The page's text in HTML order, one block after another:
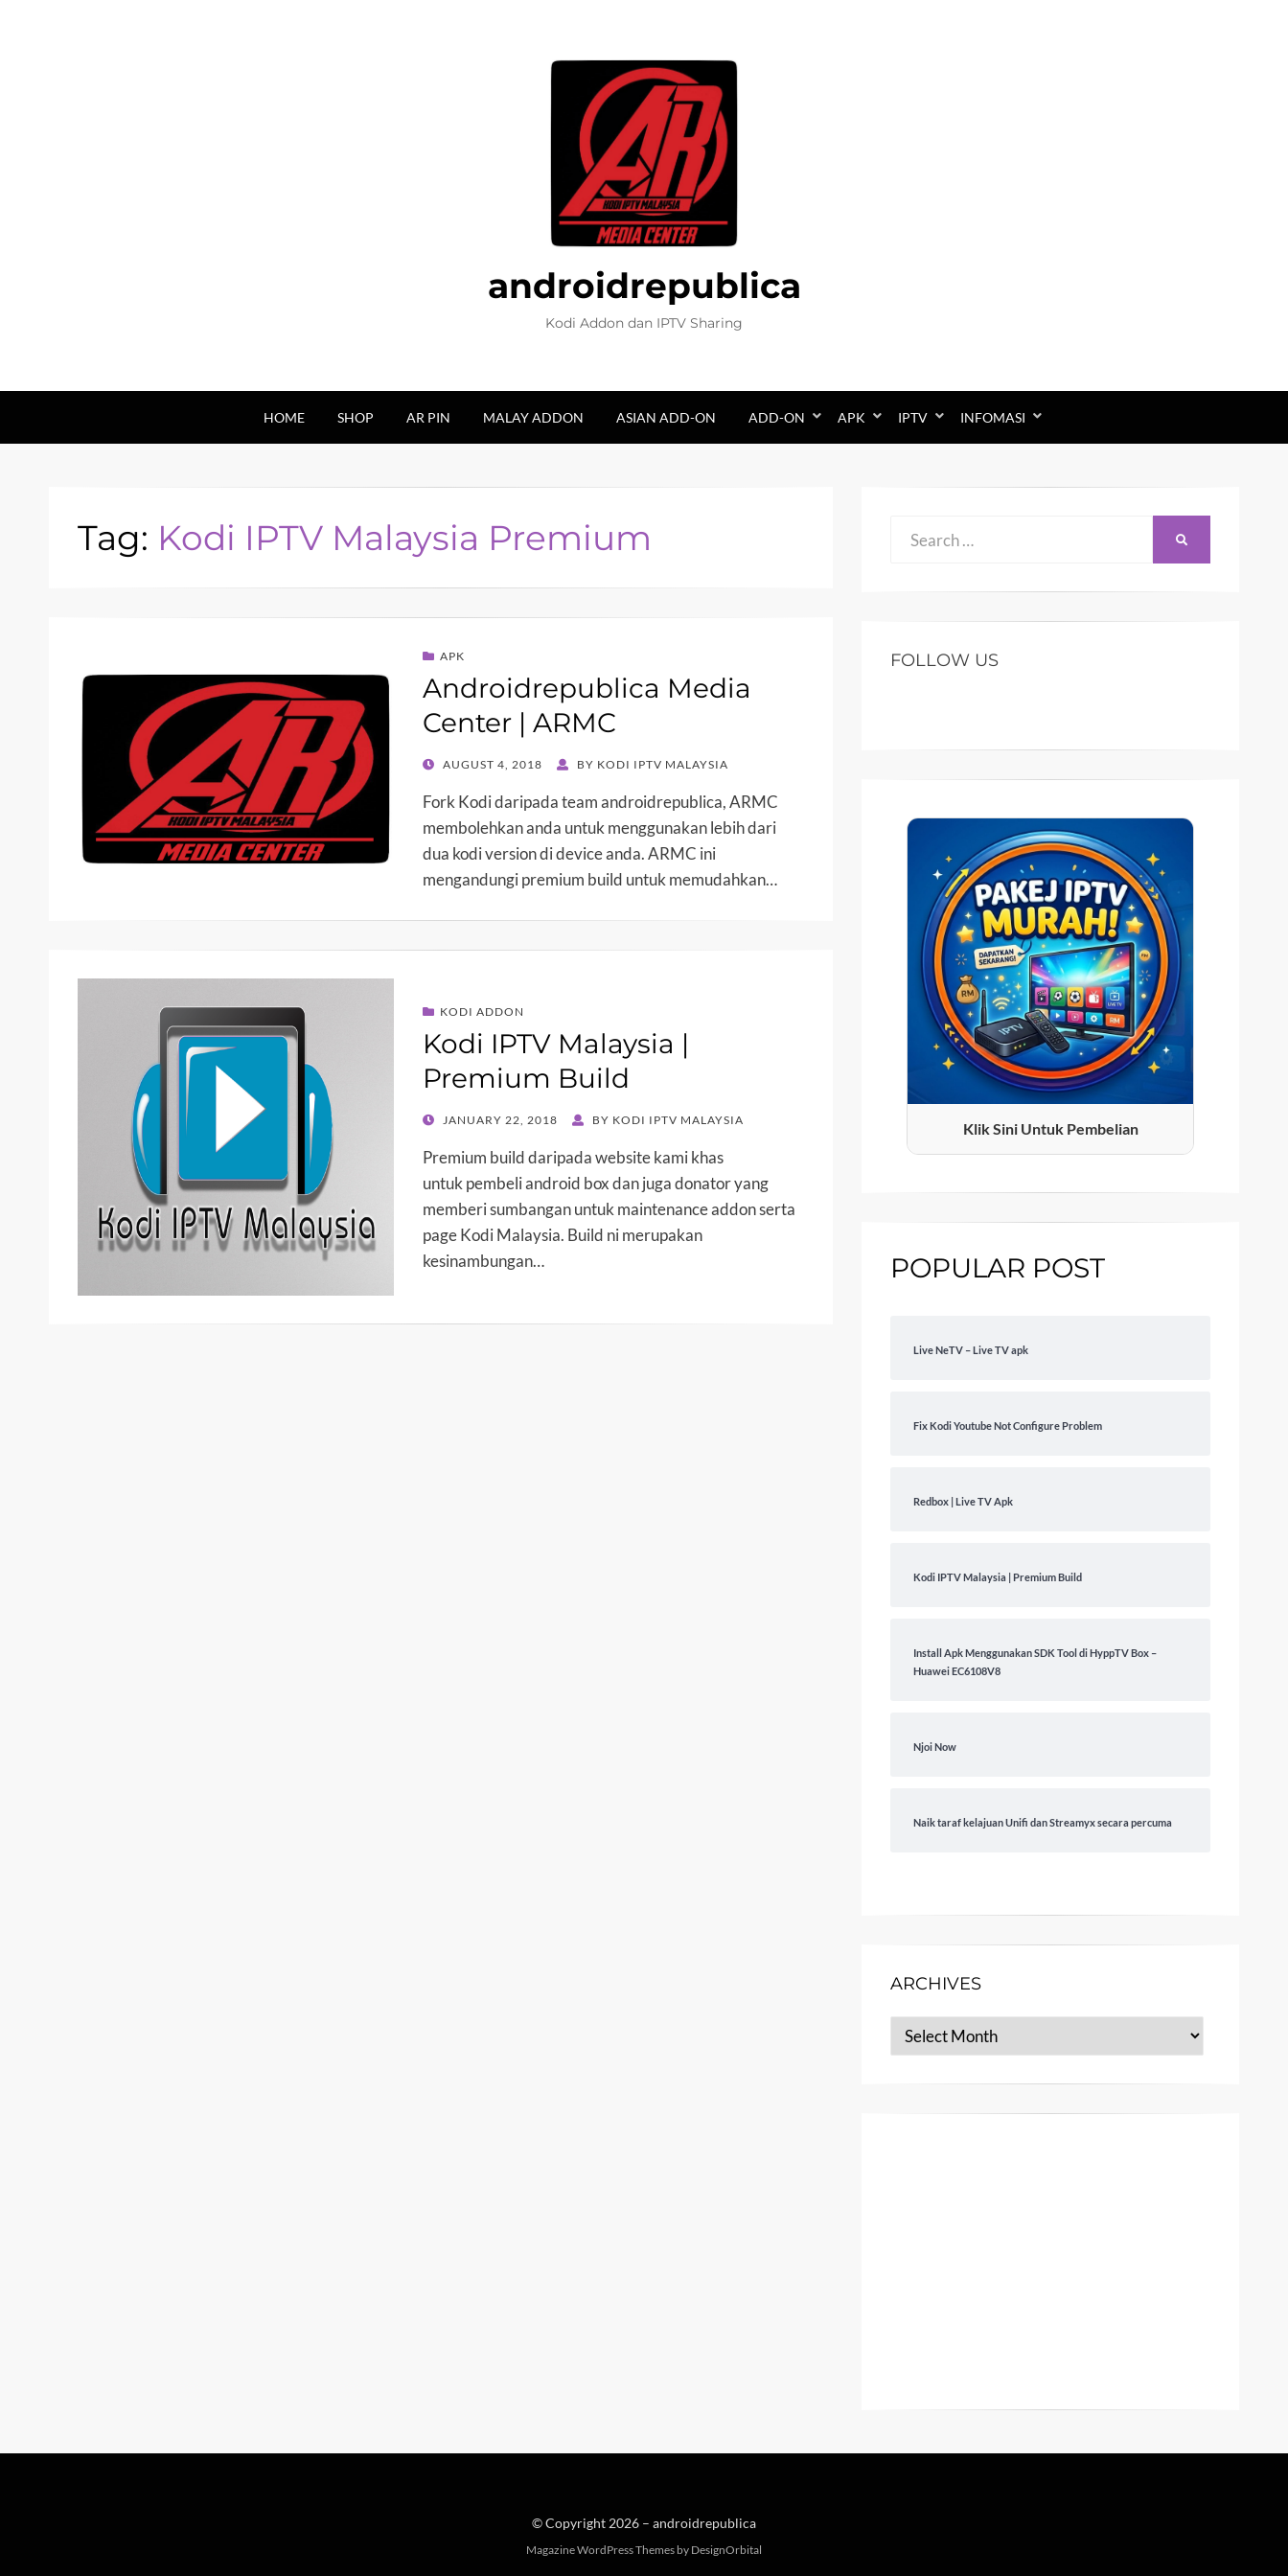
androidrepublica
Kodi Addon dan IPTV Sharing
HOME SHOP AR PIN MALAY ADDON ASIAN ADD-ON ADD-ON APK IPTV INFOMASI
Tag: Kodi IPTV Malaysia Premium
APK
Androidrepublica Media
Center | ARMC
POSTED
AUGUST 4, 2018 BY KODI IPTV MALAYSIA
Fork Kodi daripada team androidrepublica, ARMC
membolehkan anda untuk menggunakan lebih dari
dua kodi version di device anda. ARMC ini
mengandungi premium build untuk memudahkan…
KODI ADDON
Kodi IPTV Malaysia |
Premium Build
POSTEDJANUARY 22, 2018 BY KODI IPTV MALAYSIA
Premium build daripada website kami khas
untuk pembeli android box dan juga donator yang
memberi sumbangan untuk maintenance addon serta
page Kodi Malaysia. Build ni merupakan
kesinambungan…
FOLLOW US
Klik Sini Untuk Pembelian
POPULAR POST
Live NeTV – Live TV apk
Fix Kodi Youtube Not Configure Problem
Redbox | Live TV Apk
Kodi IPTV Malaysia | Premium Build
Install Apk Menggunakan SDK Tool di HyppTV Box –
Huawei EC6108V8
Njoi Now
Naik taraf kelajuan Unifi dan Streamyx secara percuma
ARCHIVES
Archives
© Copyright 2026 – androidrepublica
Magazine WordPress Themes by DesignOrbital